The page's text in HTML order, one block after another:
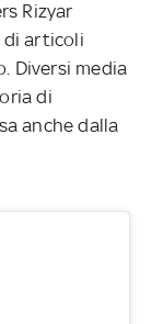
Rizyar
di articoli
Diversi media
di
anche dalla